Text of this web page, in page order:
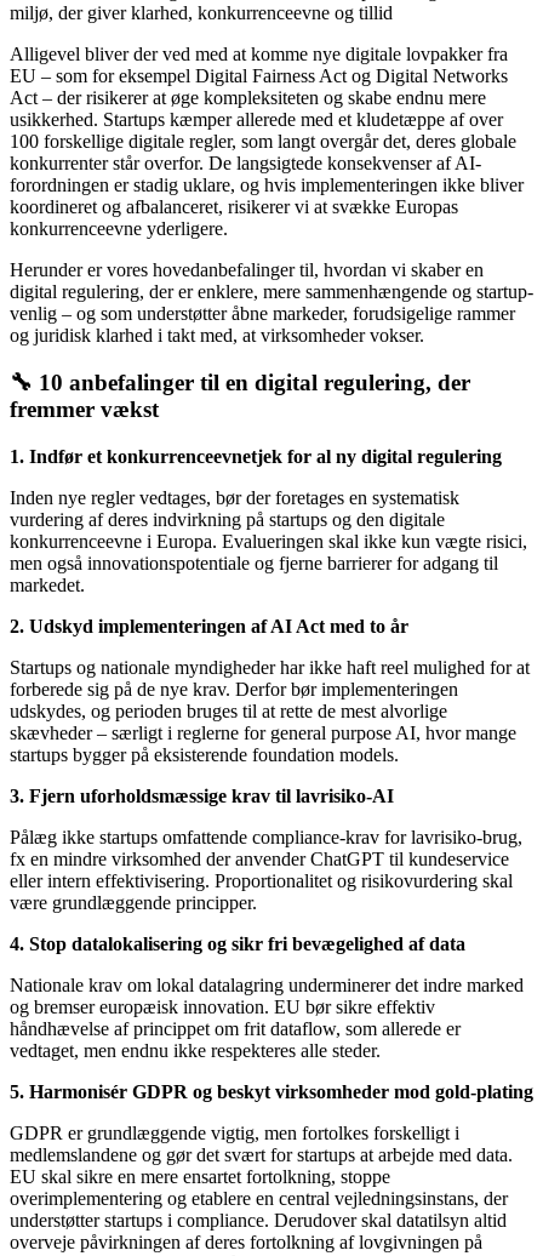
miljø, der giver klarhed, konkurrenceevne og tillid
Alligevel bliver der ved med at komme nye digitale lovpakker fra
EU – som for eksempel Digital Fairness Act og Digital Networks
Act – der risikerer at øge kompleksiteten og skabe endnu mere
usikkerhed. Startups kæmper allerede med et kludetæppe af over
100 forskellige digitale regler, som langt overgår det, deres globale
konkurrenter står overfor. De langsigtede konsekvenser af AI-
forordningen er stadig uklare, og hvis implementeringen ikke bliver
koordineret og afbalanceret, risikerer vi at svække Europas
konkurrenceevne yderligere.
Herunder er vores hovedanbefalinger til, hvordan vi skaber en
digital regulering, der er enklere, mere sammenhængende og startup-
venlig – og som understøtter åbne markeder, forudsigelige rammer
og juridisk klarhed i takt med, at virksomheder vokser.
🔧 10 anbefalinger til en digital regulering, der
fremmer vækst
1. Indfør et konkurrenceevnetjek for al ny digital regulering
Inden nye regler vedtages, bør der foretages en systematisk
vurdering af deres indvirkning på startups og den digitale
konkurrenceevne i Europa. Evalueringen skal ikke kun vægte risici,
men også innovationspotentiale og fjerne barrierer for adgang til
markedet.
2. Udskyd implementeringen af AI Act med to år
Startups og nationale myndigheder har ikke haft reel mulighed for at
forberede sig på de nye krav. Derfor bør implementeringen
udskydes, og perioden bruges til at rette de mest alvorlige
skævheder – særligt i reglerne for general purpose AI, hvor mange
startups bygger på eksisterende foundation models.
3. Fjern uforholdsmæssige krav til lavrisiko-AI
Pålæg ikke startups omfattende compliance-krav for lavrisiko-brug,
fx en mindre virksomhed der anvender ChatGPT til kundeservice
eller intern effektivisering. Proportionalitet og risikovurdering skal
være grundlæggende principper.
4. Stop datalokalisering og sikr fri bevægelighed af data
Nationale krav om lokal datalagring underminerer det indre marked
og bremser europæisk innovation. EU bør sikre effektiv
håndhævelse af princippet om frit dataflow, som allerede er
vedtaget, men endnu ikke respekteres alle steder.
5. Harmonisér GDPR og beskyt virksomheder mod gold-plating
GDPR er grundlæggende vigtig, men fortolkes forskelligt i
medlemslandene og gør det svært for startups at arbejde med data.
EU skal sikre en mere ensartet fortolkning, stoppe
overimplementering og etablere en central vejledningsinstans, der
understøtter startups i compliance. Derudover skal datatilsyn altid
overveje påvirkningen af deres fortolkning af lovgivningen på